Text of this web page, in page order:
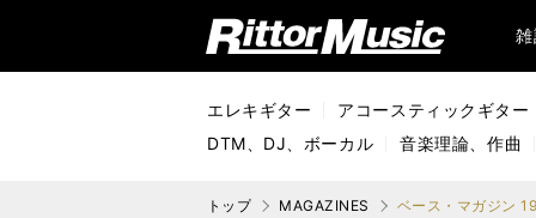
リットーミュージック (Rittor Music)
エレキギター
アコースティックギター
DTM、DJ、ボーカル
音楽理論、作曲
トップ MAGAZINES ベース・マガジン